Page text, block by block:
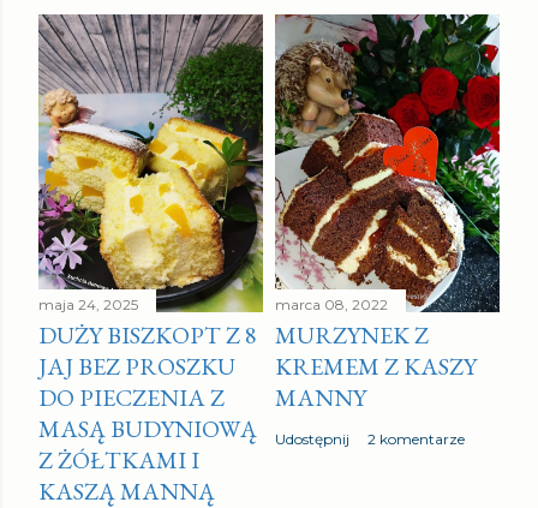
maja 24, 2025
DUŻY BISZKOPT Z 8
JAJ BEZ PROSZKU
DO PIECZENIA Z
MASĄ BUDYNIOWĄ
Z ŻÓŁTKAMI I
KASZĄ MANNĄ
marca 08, 2022
MURZYNEK Z
KREMEM Z KASZY
MANNY
Udostępnij 2 komentarze